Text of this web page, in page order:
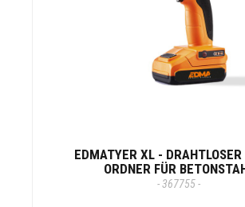
EDMATYER XL -
ORDNER FÜR
- 367755 -